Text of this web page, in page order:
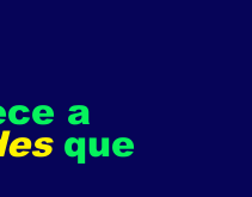
a
que